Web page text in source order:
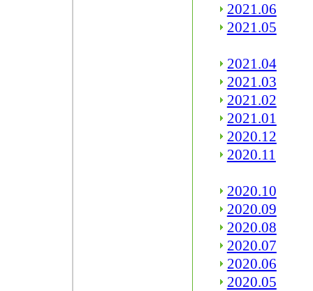
2021.06
2021.05
2021.04
2021.03
2021.02
2021.01
2020.12
2020.11
2020.10
2020.09
2020.08
2020.07
2020.06
2020.05